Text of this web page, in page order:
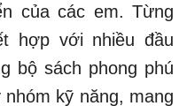
của các em. Từng
hợp với nhiều đầu
bộ sách phong phú
kỹ năng, mang